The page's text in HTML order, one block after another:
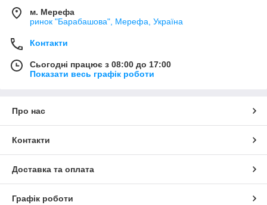
м. Мерефа
ринок "Барабашова", Мерефа, Україна
Контакти
Сьогодні працює з 08:00 до 17:00
Показати весь графік роботи
Про нас
Контакти
Доставка та оплата
Графік роботи